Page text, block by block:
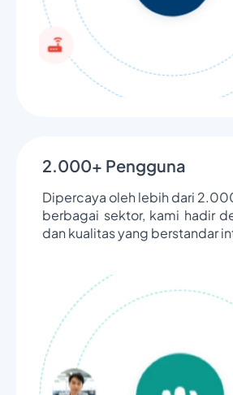
2.000+ Pengguna
Dipercaya oleh lebih dari
berbagai sektor, kami hadir
dan kualitas yang berstandar